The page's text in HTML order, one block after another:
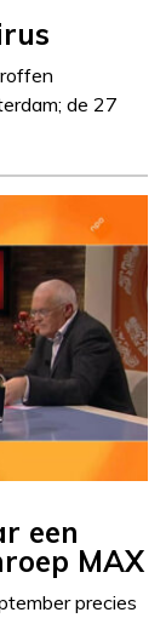
de 27
een
MAX
precies